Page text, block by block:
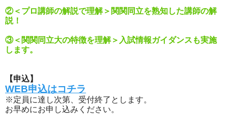
②＜プロ講師の解説で理解＞関関同立を熟知した講師の解
説！
③＜関関同立大の特徴を理解＞入試情報ガイダンスも実施
します。
【申込】
WEB申込はコチラ
※定員に達し次第、受付終了とします。
お早めにお申し込みください。